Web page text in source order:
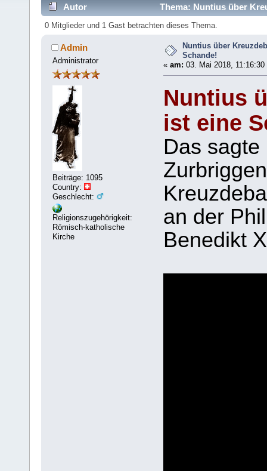
Autor Thema: Nuntius über
0 Mitglieder und 1 Gast betrachten dieses Thema.
Admin
Administrator
Beiträge: 1095
Country:
Geschlecht:
Religionszugehörigkeit:
Römisch-katholische
Kirche
Nuntius über
Schande!
« am: 03. Mai 2018, 11:16:30
Nuntius
ist eine
Das
an der
Benedikt